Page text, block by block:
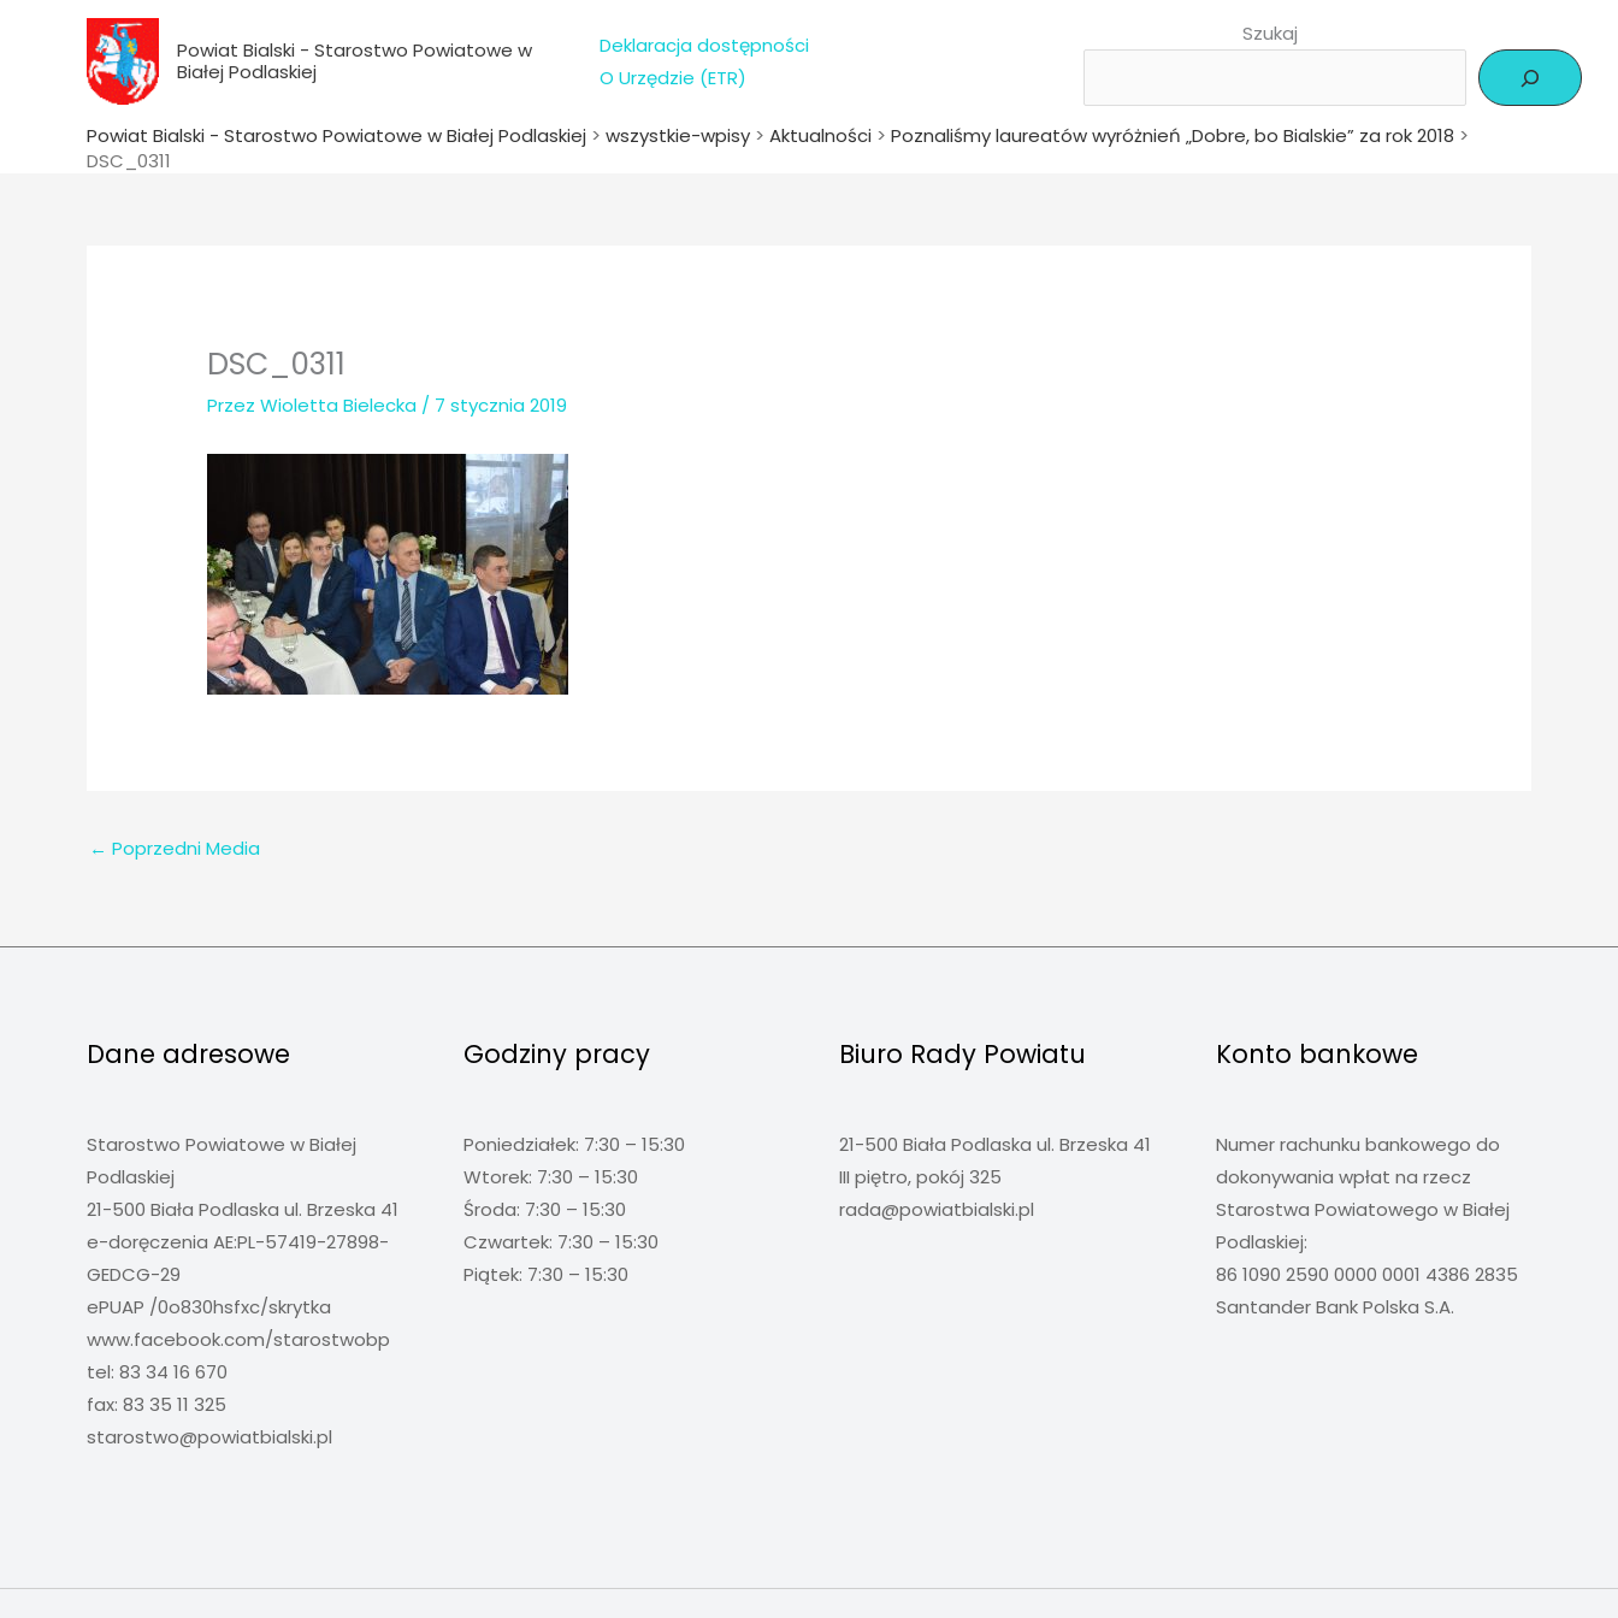
Powiat Bialski - Starostwo Powiatowe w
Białej Podlaskiej
Deklaracja dostępności
O Urzędzie (ETR)
Szukaj
Powiat Bialski - Starostwo Powiatowe w Białej Podlaskiej > wszystkie-wpisy > Aktualności > Poznaliśmy laureatów wyróżnień „Dobre, bo Bialskie” za rok 2018 >
DSC_0311
DSC_0311
PrzezWioletta Bielecka / 7 stycznia 2019
← Poprzedni Media
Dane adresowe
Starostwo Powiatowe w Białej
Podlaskiej
21-500 Biała Podlaska ul. Brzeska 41
e-doręczenia AE:PL-57419-27898-
GEDCG-29
ePUAP /0o830hsfxc/skrytka
www.facebook.com/starostwobp
tel: 83 34 16 670
fax: 83 35 11 325
starostwo@powiatbialski.pl
Godziny pracy
Poniedziałek: 7:30 – 15:30
Wtorek: 7:30 – 15:30
Środa: 7:30 – 15:30
Czwartek: 7:30 – 15:30
Piątek: 7:30 – 15:30
Biuro Rady Powiatu
21-500 Biała Podlaska ul. Brzeska 41
III piętro, pokój 325
rada@powiatbialski.pl
Konto bankowe
Numer rachunku bankowego do
dokonywania wpłat na rzecz
Starostwa Powiatowego w Białej
Podlaskiej:
86 1090 2590 0000 0001 4386 2835
Santander Bank Polska S.A.